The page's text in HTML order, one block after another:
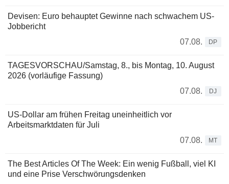
Devisen: Euro behauptet Gewinne nach schwachem US-
Jobbericht
07.08.
DP
TAGESVORSCHAU/Samstag, 8., bis Montag, 10. August
2026 (vorläufige Fassung)
07.08.
DJ
US-Dollar am frühen Freitag uneinheitlich vor
Arbeitsmarktdaten für Juli
07.08.
MT
The Best Articles Of The Week: Ein wenig Fußball, viel KI
und eine Prise Verschwörungsdenken